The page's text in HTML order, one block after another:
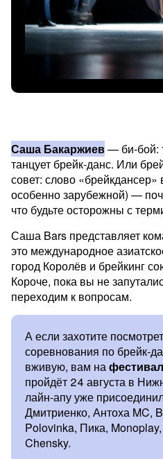
Саша Бакаржиев— би-бой:
танцует брейк-данс. Или
совет: слово «брейкдансер»
особенно зарубежной) —
что будьте осторожны с
Саша Bars представляет
это международное
город Королёв и брейкинг
Короче, пока вы не
переходим к вопросам.
А если захотите
соревнования по брейк-
вживую, вам на
пройдёт 24 августа в
лайн-апу уже
Дмитриенко, Антоха MC,
Polovinka, Пика,
Chensky.